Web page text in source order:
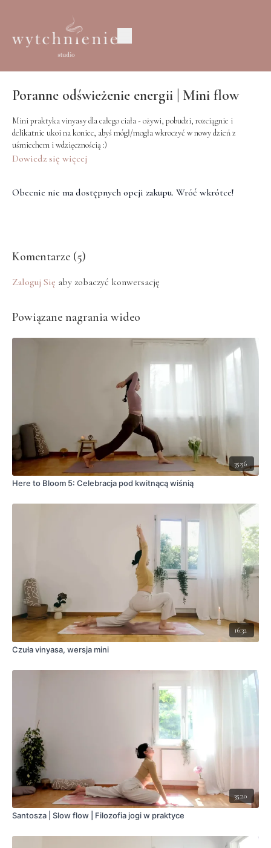
Poranne odświeżenie energii | Mini flow
Mini praktyka vinyasy dla całego ciała - ożywi, pobudzi, rozciągnie i
delikatnie ukoi na koniec, abyś mógł/mogła wkroczyć w nowy dzień z
uśmiechem i wdzięcznością :)
Dowiedz się więcej
Obecnie nie ma dostępnych opcji zakupu. Wróć wkrótce!
Komentarze (5)
Zaloguj Się aby zobaczyć konwersację
Powiązane nagrania wideo
35:56
Here to Bloom 5: Celebracja pod kwitnącą wiśnią
16:32
Czuła vinyasa, wersja mini
35:20
Santosza | Slow flow | Filozofia jogi w praktyce